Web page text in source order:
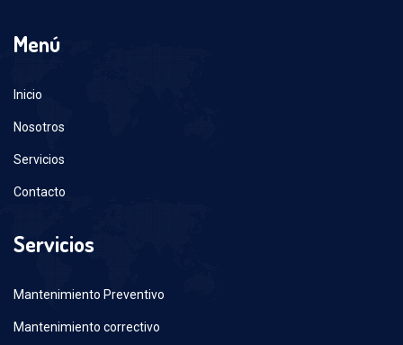
Menú
Inicio
Nosotros
Servicios
Contacto
Servicios
Mantenimiento Preventivo
Mantenimiento correctivo